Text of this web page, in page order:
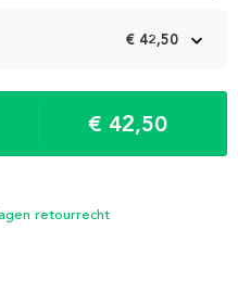
€ 42,50
€ 42,50
retourrecht